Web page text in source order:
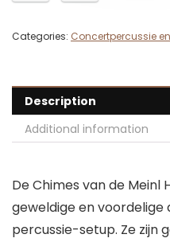
Categories: Concertpercussie
Description
Additional information
De Chimes van de Meinl
geweldige en voordelige
percussie-setup. Ze zijn